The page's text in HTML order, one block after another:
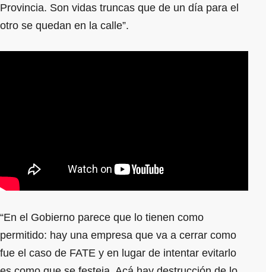
Provincia. Son vidas truncas que de un día para el
otro se quedan en la calle”.
“En el Gobierno parece que lo tienen como
permitido: hay una empresa que va a cerrar como
fue el caso de FATE y en lugar de intentar evitarlo